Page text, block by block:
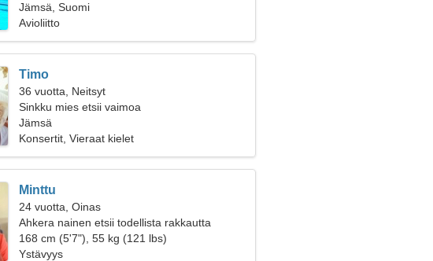
Jämsä, Suomi
Avioliitto
Timo
36 vuotta, Neitsyt
Sinkku mies etsii vaimoa
Jämsä
Konsertit, Vieraat kielet
Minttu
24 vuotta, Oinas
Ahkera nainen etsii todellista rakkautta
168 cm (5'7"), 55 kg (121 lbs)
Ystävyys